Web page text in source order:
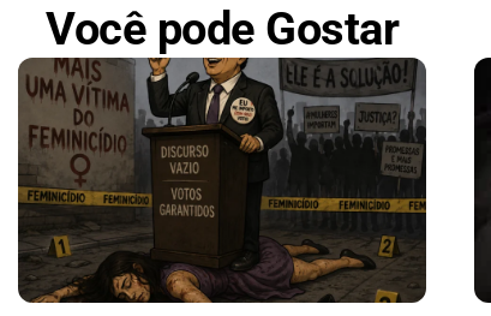
Você pode Gostar